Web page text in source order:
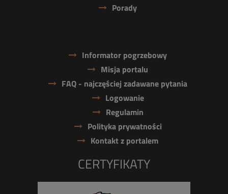
Porady
Informator pogrzebowy
Misja portalu
FAQ - najczęściej zadawane pytania
Logowanie
Regulamin
Polityka prywatności
Kontakt z portalem
CERTYFIKATY